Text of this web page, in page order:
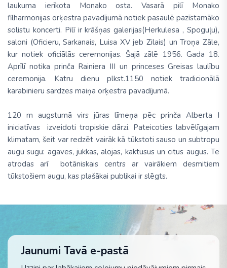
laukuma ierīkota Monako osta. Vasarā pilī Monako
filharmonijas orķestra pavadījumā notiek pasaulē pazīstamāko
solistu koncerti. Pilī ir krāšņas galerijas(Herkulesa , Spoguļu),
saloni (Oficieru, Sarkanais, Luisa XV jeb Zilais) un Troņa Zāle,
kur notiek oficiālās ceremonijas. Šajā zālē 1956. Gada 18.
Aprīlī notika prinča Rainiera III un princeses Greisas laulību
ceremonija. Katru dienu plkst.1150 notiek tradicionālā
karabinieru sardzes maiņa orķestra pavadījumā.
120 m augstumā virs jūras līmeņa pēc prinča Alberta I
iniciatīvas izveidoti tropiskie dārzi. Pateicoties labvēlīgajam
klimatam, šeit var redzēt vairāk kā tūkstoti sauso un subtropu
augu sugu: agaves, jukkas, alojas, kaktusus un citus augus. Te
atrodas arī botāniskais centrs ar vairākiem desmitiem
tūkstošiem augu, kas plašākai publikai ir slēgts.
Jaunumi Tavā e-pastā